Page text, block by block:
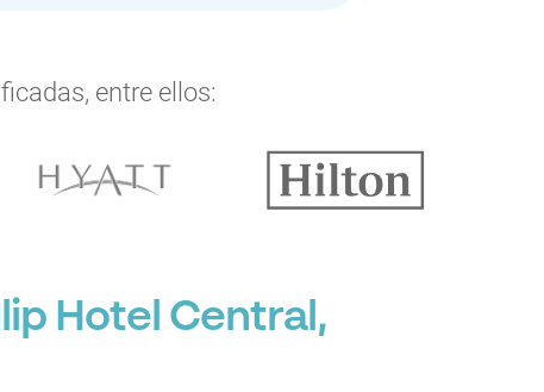
entre ellos:
Hotel Central,